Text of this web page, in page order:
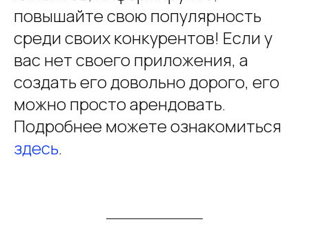
повышайте свою популярность
среди своих конкурентов! Если у
вас нет своего приложения, а
создать его довольно дорого, его
можно просто арендовать.
Подробнее можете ознакомиться
здесь.